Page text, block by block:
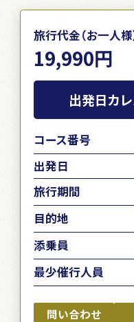
旅行代金（お一人様
19,990円
出発日カ
コース番号
出発日
旅行期間
目的地
添乗員
最少催行人員
問い合わせ